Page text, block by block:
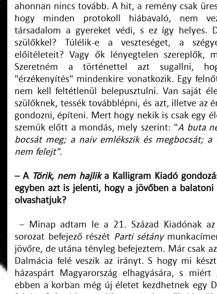
ahonnan nincs tovább. A hit, a remény csak
hogy minden protokoll hiábavaló, nem
társadalom a gyereket védi, s ez így helyes.
szülőkkel? Túlélik-e a veszteséget, a
előítéleteit? Vagy ők lényegtelen szereplők,
Szeretném a történettel azt sugallni,
"érzékenyítés" mindenkire vonatkozik. Egy
nem kell feltétlenül belepusztulni. Van saját
szülőknek, tessék továbblépni, és azt, illetve az
gondozni, építeni. Mert hogy nekik is csak egy
szemük előtt a mondás, mely szerint: "A buta
bocsát meg; a naiv emlékszik és megbocsát; a
nem felejt".
– A Törik, nem hajlika Kalligram Kiadó
egyben azt is jelenti, hogy a jövőben a
olvashatjuk?
– Minap adtam le a 21. Század Kiadónak
sorozat befejező részét Parti sétány
jövőre, de utána tényleg befejeztem. Már csak
Dalmácia felé veszik az irányt. S hogy mi
házaspárt Magyarország elhagyására, s
ebben a korban még új életet kezdhetnek egy